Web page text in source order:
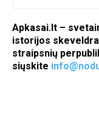
Apkasai.lt –
istorijos
straipsnių
siųskite